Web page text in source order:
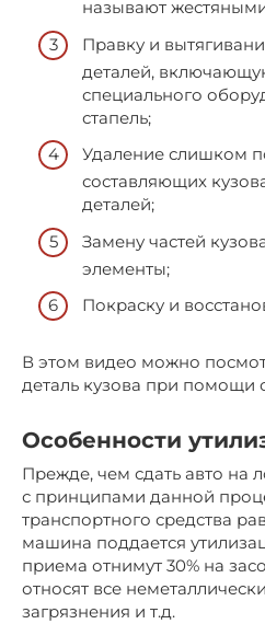
называют
Правку и
деталей,
специального
стапель;
Удаление слишком
составляющих
деталей;
Замену частей
элементы;
Покраску и
В этом видео можно
деталь кузова при помощи
Особенности
Прежде, чем сдать авто на
с принципами данной
транспортного средства
машина поддается
приема отнимут 30% на
относят все
загрязнения и т.д.